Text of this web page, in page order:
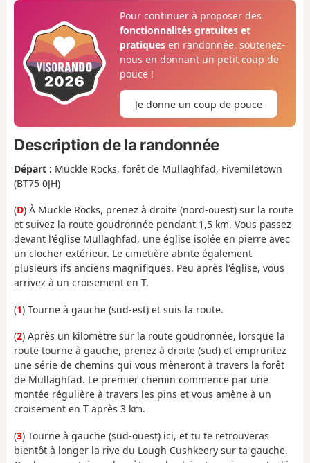
Pour continuer à proposer des
fonctionnalités gratuites et
pratiquesen randonnée, soutenez-
nous en donnant un petit coup de
pouce !
Je donne un coup de pouce
Description de la randonnée
Départ : Muckle Rocks, forêt de Mullaghfad, Fivemiletown
(BT75 0JH)
(D) À Muckle Rocks, prenez à droite (nord-ouest) sur la route
et suivez la route goudronnée pendant 1,5 km. Vous passez
devant l'église Mullaghfad, une église isolée en pierre avec
un clocher extérieur. Le cimetière abrite également
plusieurs ifs anciens magnifiques. Peu après l'église, vous
arrivez à un croisement en T.
(1) Tourne à gauche (sud-est) et suis la route.
(2) Après un kilomètre sur la route goudronnée, lorsque la
route tourne à gauche, prenez à droite (sud) et empruntez
une série de chemins qui vous mèneront à travers la forêt
de Mullaghfad. Le premier chemin commence par une
montée régulière à travers les pins et vous amène à un
croisement en T après 3 km.
(3) Tourne à gauche (sud-ouest) ici, et tu te retrouveras
bientôt à longer la rive du Lough Cushkeery sur ta gauche.